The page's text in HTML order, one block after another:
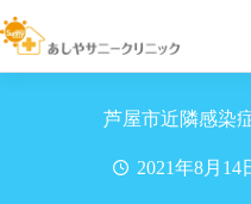
ン
テ
芦屋市近隣感染
2021年8月14